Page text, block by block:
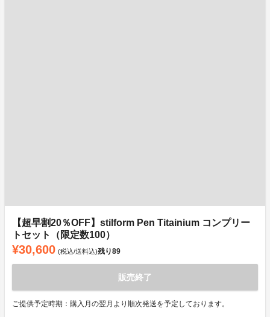
【超早割20％OFF】stilform Pen Titainium コンプリー
トセット（限定数100）
¥30,600 (税込/送料込)残り89
販売終了
ご提供予定時期：購入月の翌月より順次発送を予定しております。